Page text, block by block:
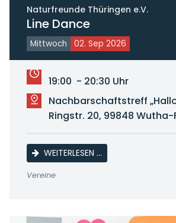
Naturfreunde Thüringen e.V.
Line Dance
Mittwoch 02. Sep 2026
19:00 - 20:30 Uhr
Nachbarschaftstreff
Ringstr. 20, 99848
WEITERLESEN …LINE DANCE
Vereine